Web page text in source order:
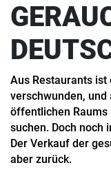
Aus Restaurants
verschwunden, und
öffentlichen Raums
suchen. Doch noch
Der Verkauf der
aber zurück.